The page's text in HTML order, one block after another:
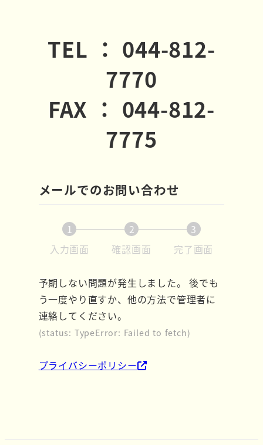
TEL ： 044-812-
7770
FAX ： 044-812-
7775
メールでのお問い合わせ
1
入力画面
表
示
さ
れ
い
2
確認画面
表
示
れ
3
完了画面
表
示
予期しない問題が発生しました。 後でも
う一度やり直すか、他の方法で管理者に
連絡してください。
(status: TypeError: Failed to fetch)
プライバシーポリシー